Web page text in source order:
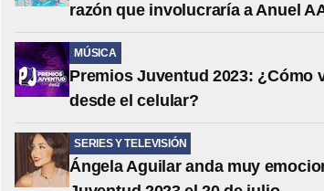
razón que involucraría a Anuel
MÚSICA
Premios Juventud 2023: ¿Cómo
desde el celular?
SERIES Y TELEVISIÓN
Ángela Aguilar anda muy